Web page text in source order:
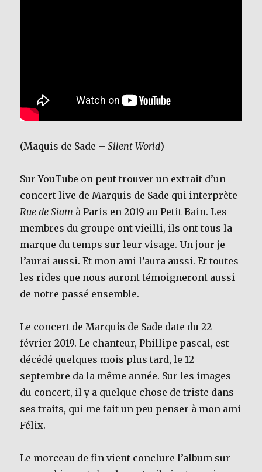
(Maquis de Sade –Silent World)
Sur YouTube on peut trouver un extrait d’un
concert live de Marquis de Sade qui interprète
Rue de Siam à Paris en 2019 au Petit Bain. Les
membres du groupe ont vieilli, ils ont tous la
marque du temps sur leur visage. Un jour je
l’aurai aussi. Et mon ami l’aura aussi. Et toutes
les rides que nous auront témoigneront aussi
de notre passé ensemble.
Le concert de Marquis de Sade date du 22
février 2019. Le chanteur, Phillipe pascal, est
décédé quelques mois plus tard, le 12
septembre da la même année. Sur les images
du concert, il y a quelque chose de triste dans
ses traits, qui me fait un peu penser à mon ami
Félix.
Le morceau de fin vient conclure l’album sur